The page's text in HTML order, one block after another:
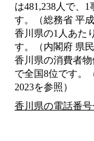
は481,238人で、
す。（総務省 平
香川県の1人あた
す。（内閣府 県
香川県の消費者
で全国8位です。
2023を参照）
香川県の電話番